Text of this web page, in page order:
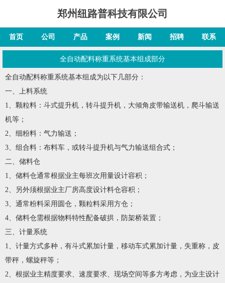
郑州纽路普科技有限公司
首页 公司 产品 案例 新闻 招聘 联系
全自动配料称重系统基本组成部分
全自动配料称重系统基本组成为以下几部分：
一、上料系统
1、颗粒料：斗式提升机，转斗提升机，大倾角皮带输送机，爬斗输送
机等；
2、细粉料：气力输送；
3、组合料：布料车，或转斗提升机与气力输送组合式；
二、储料仓
1、储料仓通常根据业主每班次用量设计容积；
2、另外须根据业主厂房高度设计料仓容积；
3、通常粉料采用圆仓，颗粒料采用方仓；
4、储料仓需根据物料特性配备破拱，防架桥装置；
三、计量系统
1、计量方式多种，有斗式累加计量，移动车式累加计量，失重称，皮
带秤，螺旋秤等；
2、根据业主精度要求、速度要求、现场空间等多方考虑，为业主设计